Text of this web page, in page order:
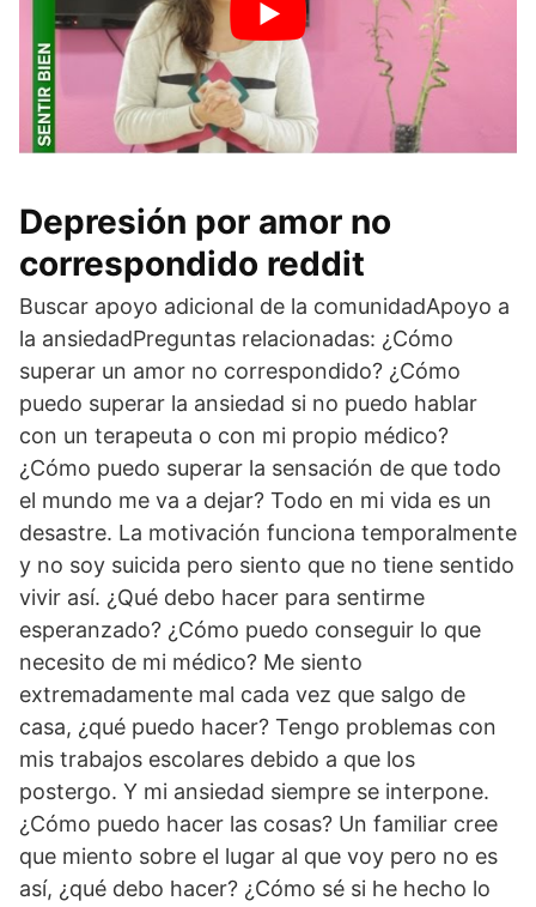
Depresión por amor no
correspondido reddit
Buscar apoyo adicional de la comunidadApoyo a
la ansiedadPreguntas relacionadas: ¿Cómo
superar un amor no correspondido? ¿Cómo
puedo superar la ansiedad si no puedo hablar
con un terapeuta o con mi propio médico?
¿Cómo puedo superar la sensación de que todo
el mundo me va a dejar? Todo en mi vida es un
desastre. La motivación funciona temporalmente
y no soy suicida pero siento que no tiene sentido
vivir así. ¿Qué debo hacer para sentirme
esperanzado? ¿Cómo puedo conseguir lo que
necesito de mi médico? Me siento
extremadamente mal cada vez que salgo de
casa, ¿qué puedo hacer? Tengo problemas con
mis trabajos escolares debido a que los
postergo. Y mi ansiedad siempre se interpone.
¿Cómo puedo hacer las cosas? Un familiar cree
que miento sobre el lugar al que voy pero no es
así, ¿qué debo hacer? ¿Cómo sé si he hecho lo